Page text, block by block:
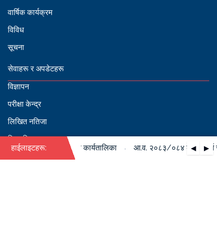
वार्षिक कार्यक्रम
विविध
सूचना
सेवाहरू र अपडेटहरू
विज्ञापन
परीक्षा केन्द्र
लिखित नतिजा
सिफारिस
हाईलाइटहरू: ◀ ▶
पदपूर्ति सम्बन्धी वार्षिक कार्यतालिका आ.व. २०८३/०८४ को पदपूर्ति